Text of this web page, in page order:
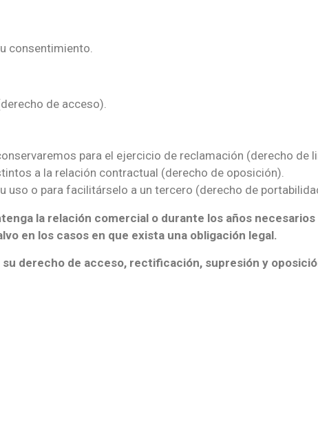
consentimiento.
de acceso).
para el ejercicio de reclamación (derecho de
a la relación contractual (derecho de oposición).
o para facilitárselo a un tercero (derecho de
la relación comercial o durante los años
en los casos en que exista una obligación legal.
derecho de acceso, rectificación, supresión y